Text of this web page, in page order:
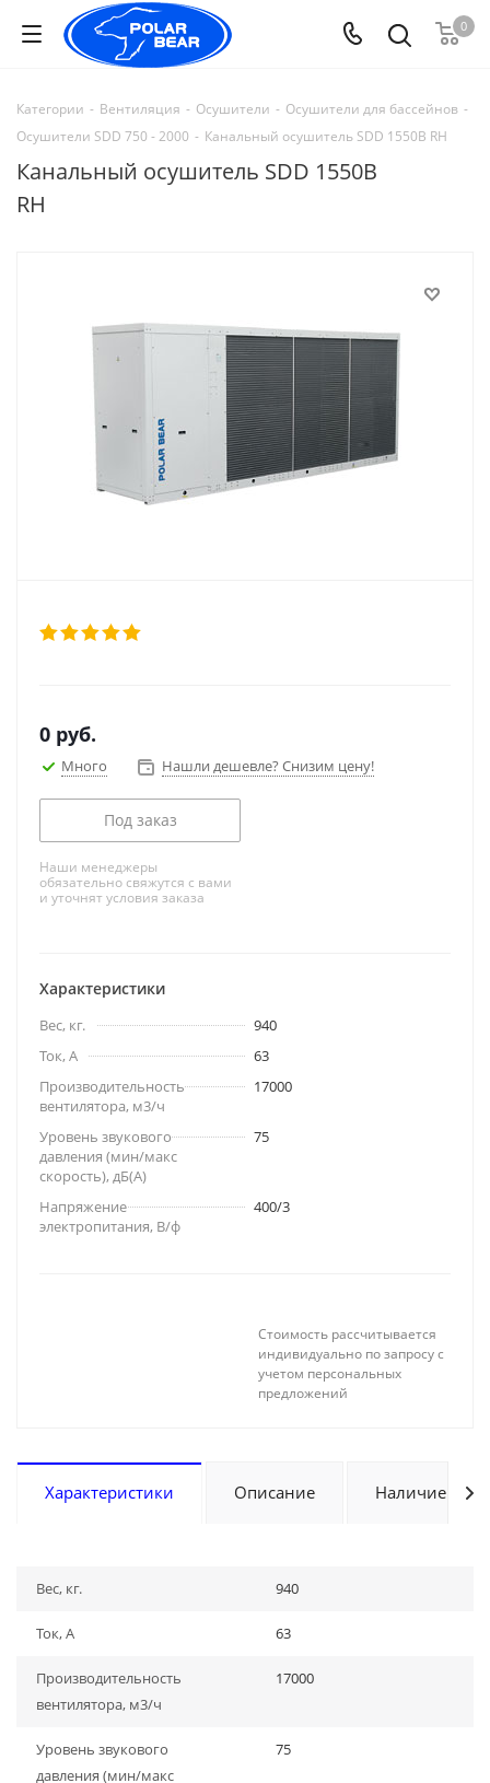
0
Категории - Вентиляция - Осушители - Осушители для бассейнов -
Осушители SDD 750 - 2000 - Канальный осушитель SDD 1550B RH
Канальный осушитель SDD 1550B
RH
0 руб.
Много Нашли дешевле? Снизим цену!
Под заказ
Наши менеджеры
обязательно свяжутся с вами
и уточнят условия заказа
Характеристики
Вес, кг.
940
Ток, А
63
Производительность
вентилятора, м3/ч
17000
Уровень звукового
давления (мин/макс
скорость), дБ(A)
75
Напряжение
электропитания, В/ф
400/3
Стоимость рассчитывается
индивидуально по запросу с
учетом персональных
предложений
Характеристики Описание Наличие
Вес, кг. 940
Ток, А 63
Производительность
вентилятора, м3/ч
17000
Уровень звукового
давления (мин/макс
75